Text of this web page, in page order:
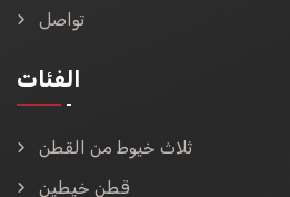
تواصل
الفئات
ثلاث خيوط من القطن
قطن خيطين